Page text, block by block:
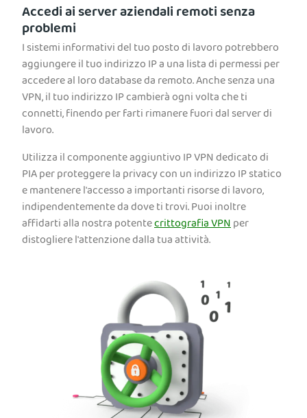
Accedi ai server aziendali remoti senza
problemi
I sistemi informativi del tuo posto di lavoro potrebbero
aggiungere il tuo indirizzo IP a una lista di permessi per
accedere al loro database da remoto. Anche senza una
VPN, il tuo indirizzo IP cambierà ogni volta che ti
connetti, finendo per farti rimanere fuori dal server di
lavoro.
Utilizza il componente aggiuntivo IP VPN dedicato di
PIA per proteggere la privacy con un indirizzo IP statico
e mantenere l'accesso a importanti risorse di lavoro,
indipendentemente da dove ti trovi. Puoi inoltre
affidarti alla nostra potentecrittografia VPNper
distogliere l'attenzione dalla tua attività.